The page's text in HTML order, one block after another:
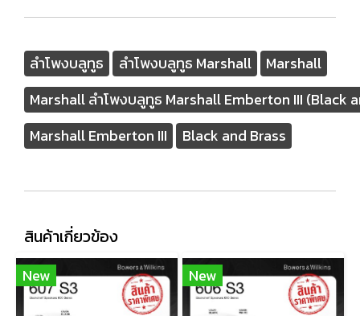
ลำโพงบลูทูธ ลำโพงบลูทูธ Marshall
Marshall
Marshall ลำโพงบลูทูธ Marshall Emberton III (Black
Marshall Emberton III
Black and Brass
สินค้าเกี่ยวข้อง
New New